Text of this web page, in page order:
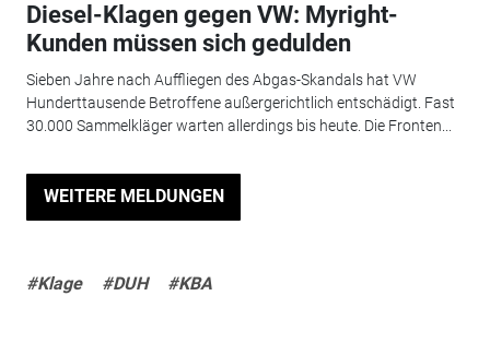
Diesel-Klagen gegen VW: Myright-
Kunden müssen sich gedulden
Sieben Jahre nach Auffliegen des Abgas-Skandals hat VW
Hunderttausende Betroffene außergerichtlich entschädigt. Fast
30.000 Sammelkläger warten allerdings bis heute. Die Fronten...
WEITERE MELDUNGEN
#Klage #DUH #KBA